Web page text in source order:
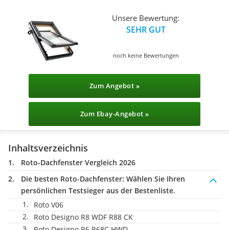
Unsere Bewertung:
SEHR GUT
noch keine Bewertungen
Zum Angebot »
Zum Ebay-Angebot »
Inhaltsverzeichnis
Roto-Dachfenster Vergleich 2026
Die besten Roto-Dachfenster: Wählen Sie Ihren
persönlichen Testsieger aus der Bestenliste.
Roto V06
Roto Designo R8 WDF R88 CK